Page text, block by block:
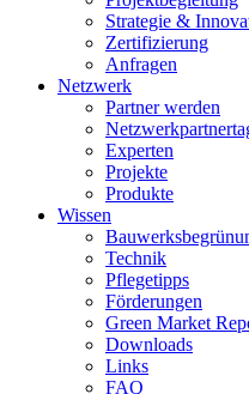
Strategie &
Zertifizierung
Anfragen
Netzwerk
Partner werden
Experten
Projekte
Produkte
Wissen
Technik
Pflegetipps
Förderungen
Green Market
Downloads
Links
FAQ